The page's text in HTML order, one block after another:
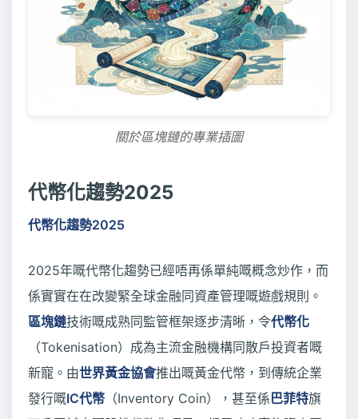
關於區塊鏈的專業插圖
代幣化趨勢2025
代幣化趨勢2025
2025年嘅代幣化趨勢已經唔再係單純嘅概念炒作，而
係實實在在改變緊全球金融同資產管理嘅遊戲規則。
區塊鏈技術嘅成熟同監管框架逐步清晰，令代幣化
（Tokenisation）成為主流金融機構同散戶投資者嘅
新寵。由世界黃金協會推出嘅黃金代幣，到傳統企業
發行嘅IC代幣 （Inventory Coin），甚至係巴菲特旗